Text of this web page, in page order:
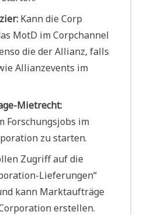
Kann die Corp
MotD im Corpchannel
die der Allianz, falls
Allianzevents im
Mietrecht:
Forschungsjobs im
zu starten.
Zugriff auf die
Lieferungen“
kann Marktaufträge
erstellen.